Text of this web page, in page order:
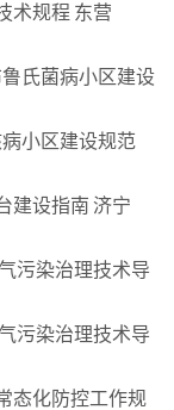
术规程 东营
氏菌病小区建设
小区建设规范
建设指南 济宁
污染治理技术导
污染治理技术导
态化防控工作规